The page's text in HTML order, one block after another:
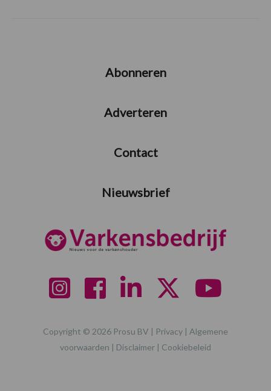
Abonneren
Adverteren
Contact
Nieuwsbrief
Copyright © 2026 Prosu BV | Privacy | Algemene
voorwaarden | Disclaimer | Cookiebeleid